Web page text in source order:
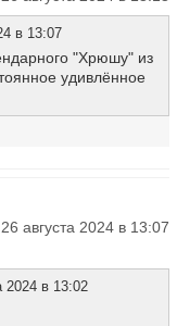
в 13:07
"Хрюшу" из
удивлённое
26 августа 2024 в 13:07
2024 в 13:02